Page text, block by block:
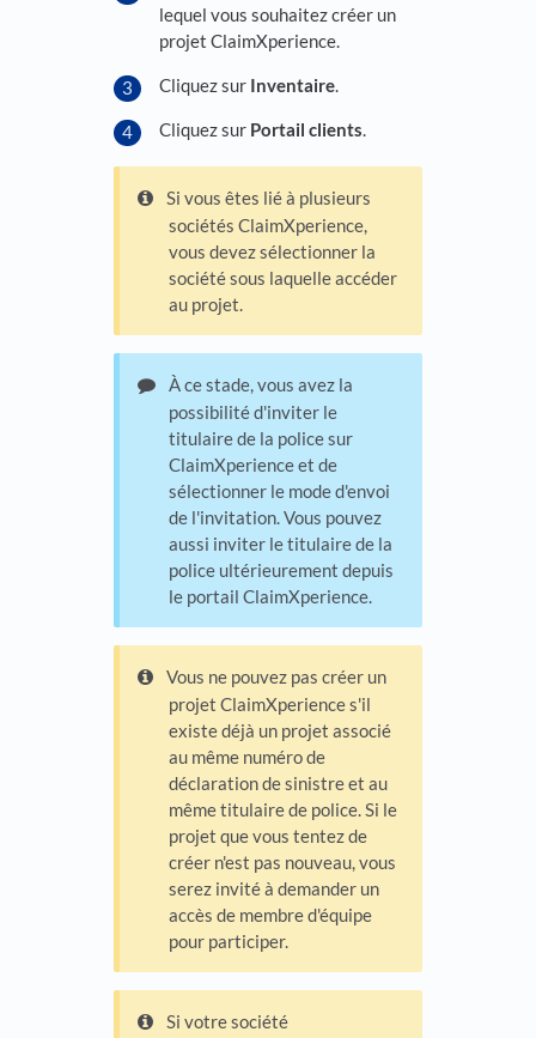
lequel vous souhaitez créer un
projet ClaimXperience.
Cliquez sur Inventaire.
Cliquez sur Portail clients.
Si vous êtes lié à plusieurs
sociétés ClaimXperience,
vous devez sélectionner la
société sous laquelle accéder
au projet.
À ce stade, vous avez la
possibilité d'inviter le
titulaire de la police sur
ClaimXperience et de
sélectionner le mode d'envoi
de l'invitation. Vous pouvez
aussi inviter le titulaire de la
police ultérieurement depuis
le portail ClaimXperience.
Vous ne pouvez pas créer un
projet ClaimXperience s'il
existe déjà un projet associé
au même numéro de
déclaration de sinistre et au
même titulaire de police. Si le
projet que vous tentez de
créer n'est pas nouveau, vous
serez invité à demander un
accès de membre d'équipe
pour participer.
Si votre société